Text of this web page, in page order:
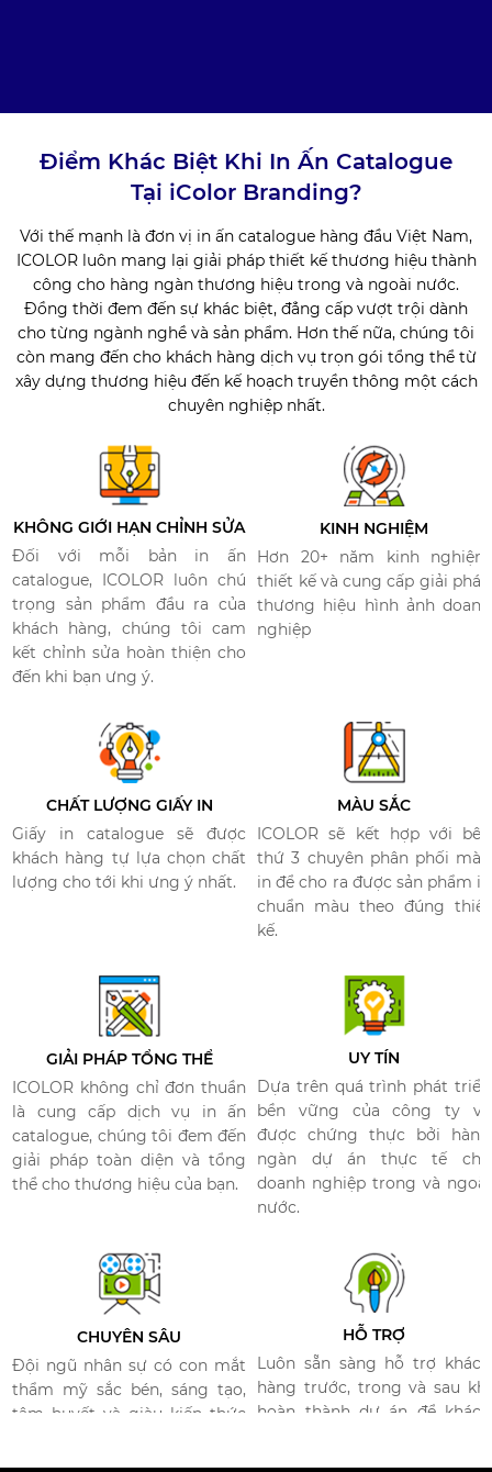
Điểm Khác Biệt Khi In Ấn Catalogue
Tại iColor Branding?
Với thế mạnh là đơn vị in ấn catalogue hàng đầu Việt Nam,
ICOLOR luôn mang lại giải pháp thiết kế thương hiệu thành
công cho hàng ngàn thương hiệu trong và ngoài nước.
Đồng thời đem đến sự khác biệt, đẳng cấp vượt trội dành
cho từng ngành nghề và sản phẩm. Hơn thế nữa, chúng tôi
còn mang đến cho khách hàng dịch vụ trọn gói tổng thể từ
xây dựng thương hiệu đến kế hoạch truyền thông một cách
chuyên nghiệp nhất.
KHÔNG GIỚI HẠN CHỈNH SỬA
Đối với mỗi bản in ấn
catalogue, ICOLOR luôn chú
trọng sản phẩm đầu ra của
khách hàng, chúng tôi cam
kết chỉnh sửa hoàn thiện cho
đến khi bạn ưng ý.
KINH NGHIỆM
Hơn 20+ năm kinh nghiệm
thiết kế và cung cấp giải pháp
thương hiệu hình ảnh doanh
nghiệp
CHẤT LƯỢNG GIẤY IN
Giấy in catalogue sẽ được
khách hàng tự lựa chọn chất
lượng cho tới khi ưng ý nhất.
MÀU SẮC
ICOLOR sẽ kết hợp với bên
thứ 3 chuyên phân phối màu
in để cho ra được sản phẩm in
chuẩn màu theo đúng thiết
kế.
GIẢI PHÁP TỔNG THỂ
ICOLOR không chỉ đơn thuần
là cung cấp dịch vụ in ấn
catalogue, chúng tôi đem đến
giải pháp toàn diện và tổng
thể cho thương hiệu của bạn.​
UY TÍN
Dựa trên quá trình phát triển
bền vững của công ty và
được chứng thực bởi hàng
ngàn dự án thực tế cho
doanh nghiệp trong và ngoài
nước.
CHUYÊN SÂU​
Đội ngũ nhân sự có con mắt
thẩm mỹ sắc bén, sáng tạo,
tâm huyết và giàu kiến thức
HỖ TRỢ​
Luôn sẵn sàng hỗ trợ khách
hàng trước, trong và sau khi
hoàn thành dự án để khách